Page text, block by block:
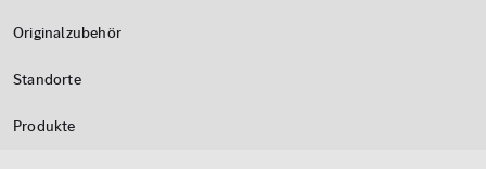
Originalzubehör
Standorte
Produkte